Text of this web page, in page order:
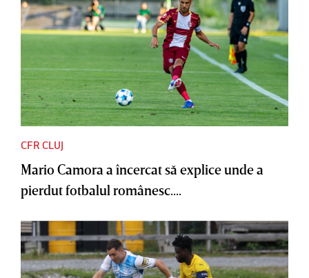
CFR CLUJ
Mario Camora a încercat să explice unde a
pierdut fotbalul românesc....